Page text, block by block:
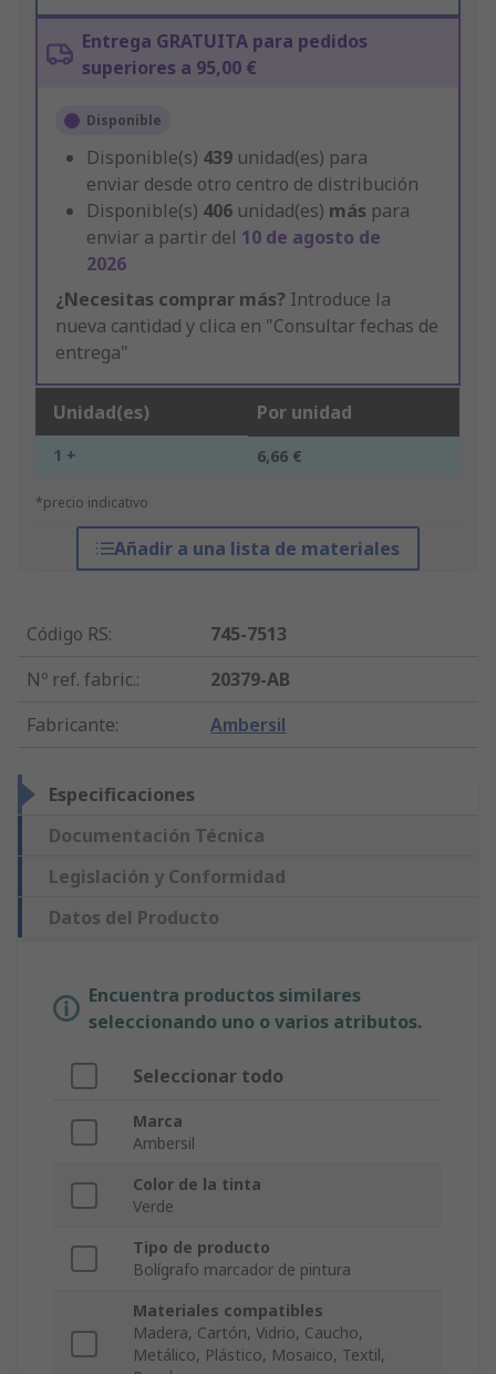
Entrega GRATUITA para pedidos
superiores a 95,00 €
Disponible
Disponible(s) 439 unidad(es) para
enviar desde otro centro de distribución
Disponible(s) 406 unidad(es) más para
enviar a partir del 10 de agosto de
2026
¿Necesitas comprar más? Introduce la
nueva cantidad y clica en "Consultar fechas de
entrega"
Unidad(es) Por unidad
1 + 6,66 €
*precio indicativo
Añadir a una lista de materiales
Código RS:
745-7513
Nº ref. fabric.:
20379-AB
Fabricante: Ambersil
Especificaciones
Documentación Técnica
Legislación y Conformidad
Datos del Producto
Encuentra productos similares
seleccionando uno o varios atributos.
Seleccionar todo
Marca
Ambersil
Color de la tinta
Verde
Tipo de producto
Bolígrafo marcador de pintura
Materiales compatibles
Madera, Cartón, Vidrio, Caucho,
Metálico, Plástico, Mosaico, Textil,